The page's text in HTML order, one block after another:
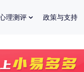
理测评 政策与支持